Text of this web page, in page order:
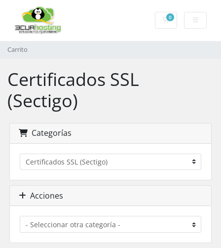
0Carrito
Carrito
Certificados SSL
(Sectigo)
Categorías
Acciones